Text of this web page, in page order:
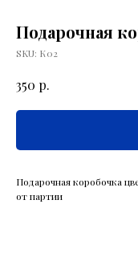
Подарочная
SKU: К02
350 р.
Подарочная коробочка
от партии